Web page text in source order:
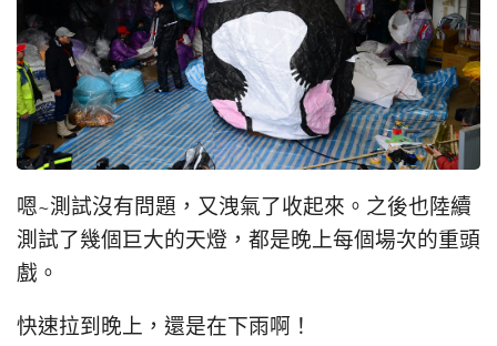
嗯~測試沒有問題，又洩氣了收起來。之後也陸續
測試了幾個巨大的天燈，都是晚上每個場次的重頭
戲。
快速拉到晚上，還是在下雨啊！